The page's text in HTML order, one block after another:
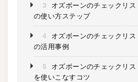
3 オズボーンのチェックリス
の使い方ステップ
4 オズボーンのチェックリス
の活用事例
5 オズボーンのチェックリス
を使いこなすコツ